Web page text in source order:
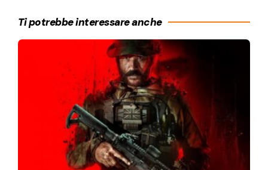
Ti potrebbe interessare anche